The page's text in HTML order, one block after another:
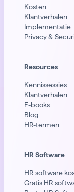
Kosten
Klantverhalen
Implementatie
Privacy &
Resources
Kennissessies
Klantverhalen
E-books
Blog
HR-termen
HR Software
HR software
Gratis HR